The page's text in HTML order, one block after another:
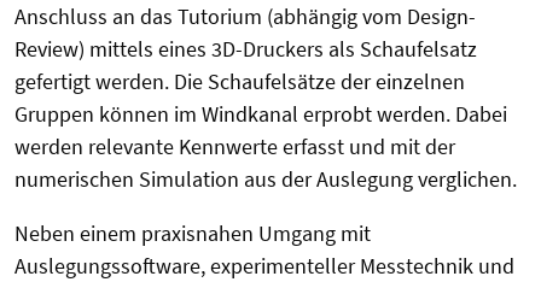
Anschluss an das Tutorium (abhängig vom Design-
Review) mittels eines 3D-Druckers als Schaufelsatz
gefertigt werden. Die Schaufelsätze der einzelnen
Gruppen können im Windkanal erprobt werden. Dabei
werden relevante Kennwerte erfasst und mit der
numerischen Simulation aus der Auslegung verglichen.
Neben einem praxisnahen Umgang mit
Auslegungssoftware, experimenteller Messtechnik und